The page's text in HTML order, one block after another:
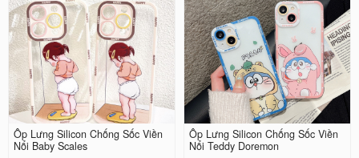
Ốp Lưng Silicon Chống Sốc Viền
Nổi Baby Scales
Ốp Lưng Silicon Chống Sốc Viền
Nổi Teddy Doremon